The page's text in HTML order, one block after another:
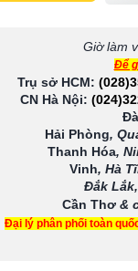
Giờ làm
Để
Trụ sở HCM:
CN Hà Nội:
Hải Phòng,
Thanh Hóa,
Vinh, Hà
Đắk
Cần Thơ &
Đại lý phân phối toàn